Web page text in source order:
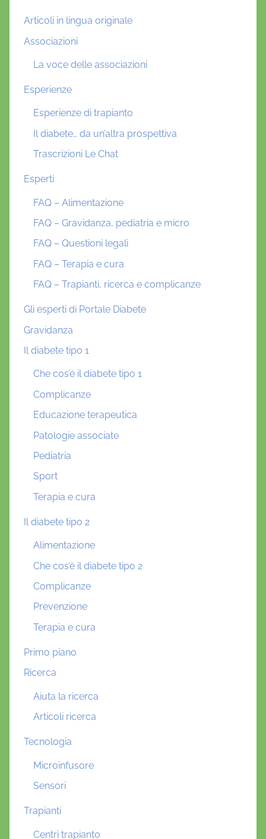
Articoli in lingua originale
Associazioni
La voce delle associazioni
Esperienze
Esperienze di trapianto
Il diabete… da un’altra prospettiva
Trascrizioni Le Chat
Esperti
FAQ – Alimentazione
FAQ – Gravidanza, pediatria e micro
FAQ – Questioni legali
FAQ – Terapia e cura
FAQ – Trapianti, ricerca e complicanze
Gli esperti di Portale Diabete
Gravidanza
Il diabete tipo 1
Che cos’è il diabete tipo 1
Complicanze
Educazione terapeutica
Patologie associate
Pediatria
Sport
Terapia e cura
Il diabete tipo 2
Alimentazione
Che cos’è il diabete tipo 2
Complicanze
Prevenzione
Terapia e cura
Primo piano
Ricerca
Aiuta la ricerca
Articoli ricerca
Tecnologia
Microinfusore
Sensori
Trapianti
Centri trapianto